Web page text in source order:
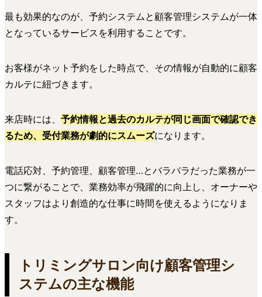
最も効果的なのが、予約システムと顧客管理システムが一体
となっているサービスを利用することです。
お客様がネット予約をした時点で、その情報が自動的に顧客
カルテに紐づきます。
来店時には、 予約情報と過去のカルテが同じ画面で確認でき
るため、受付業務が劇的にスムーズになります。
電話応対、予約管理、顧客管理…とバラバラだった業務が一
つに繋がることで、業務効率が飛躍的に向上し、オーナーや
スタッフはより創造的な仕事に時間を使えるようになりま
す。
トリミングサロン向け顧客管理シ
ステムの主な機能